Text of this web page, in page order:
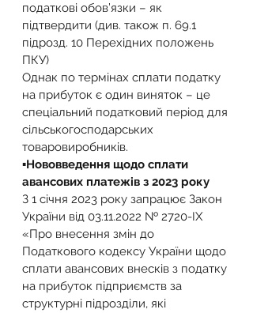
податкові обов’язки – як
підтвердити (див. також п. 69.1
підрозд. 10 Перехідних положень
ПКУ)
Однак по термінах сплати податку
на прибуток є один виняток – це
спеціальний податковий період для
сільськогосподарських
товаровиробників.
▪️Нововведення щодо сплати
авансових платежів з 2023 року
З 1 січня 2023 року запрацює Закон
України від 03.11.2022 № 2720-IX
«Про внесення змін до
Податкового кодексу України щодо
сплати авансових внесків з податку
на прибуток підприємств за
структурні підрозділи, які